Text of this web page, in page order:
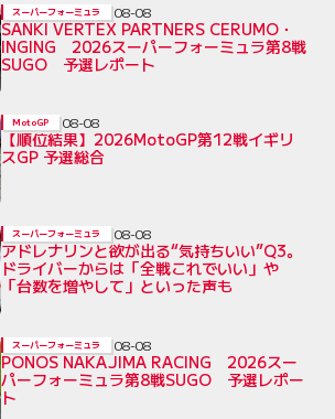
SANKI VERTEX PARTNERS CERUMO・
INGING 2026スーパーフォーミュラ第8戦
SUGO 予選レポート
スーパーフォーミュラ 08-08
【順位結果】2026MotoGP第12戦イギリ
スGP 予選総合
MotoGP 08-08
アドレナリンと欲が出る“気持ちいい”Q3。
ドライバーからは「全戦これでいい」や
「台数を増やして」といった声も
スーパーフォーミュラ 08-08
PONOS NAKAJIMA RACING 2026スー
パーフォーミュラ第8戦SUGO 予選レポー
ト
スーパーフォーミュラ 08-08